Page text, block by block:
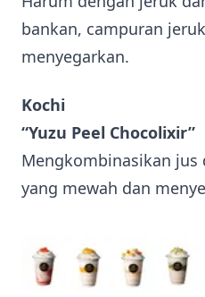
bankan, campuran
menyegarkan.
Kochi
“Yuzu Peel Chocolixir”
Mengkombinasikan jus
yang mewah dan